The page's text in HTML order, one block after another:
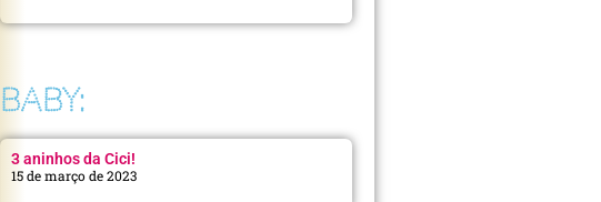
BABY:
3 aninhos da Cici!
15 de março de 2023